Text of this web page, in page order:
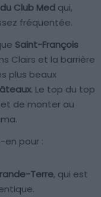
Club Med qui,
fréquentée.
Saint-François
Clairs et la barrière
plus beaux
. Le top du top
et de monter au
en pour :
Terre, qui est